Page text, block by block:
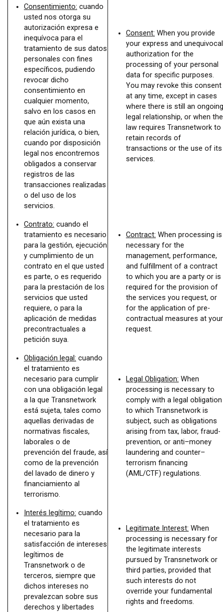
Consentimiento: cuando
usted nos otorga su
autorización expresa e
inequívoca para el
tratamiento de sus datos
personales con fines
específicos, pudiendo
revocar dicho
consentimiento en
cualquier momento,
salvo en los casos en
que aún exista una
relación jurídica, o bien,
cuando por disposición
legal nos encontremos
obligados a conservar
registros de las
transacciones realizadas
o del uso de los
servicios.
Consent: When you provide
your express and unequivocal
authorization for the
processing of your personal
data for specific purposes.
You may revoke this consent
at any time, except in cases
where there is still an ongoing
legal relationship, or when the
law requires Transnetwork to
retain records of
transactions or the use of its
services.
Contrato: cuando el
tratamiento es necesario
para la gestión, ejecución
y cumplimiento de un
contrato en el que usted
es parte, o es requerido
para la prestación de los
servicios que usted
requiere, o para la
aplicación de medidas
precontractuales a
petición suya.
Contract: When processing is
necessary for the
management, performance,
and fulfillment of a contract
to which you are a party or is
required for the provision of
the services you request, or
for the application of pre-
contractual measures at your
request.
Obligación legal: cuando
el tratamiento es
necesario para cumplir
con una obligación legal
a la que Transnetwork
está sujeta, tales como
aquellas derivadas de
normativas fiscales,
laborales o de
prevención del fraude, así
como de la prevención
del lavado de dinero y
financiamiento al
terrorismo.
Legal Obligation: When
processing is necessary to
comply with a legal obligation
to which Transnetwork is
subject, such as obligations
arising from tax, labor, fraud-
prevention, or anti–money
laundering and counter–
terrorism financing
(AML/CTF) regulations.
Interés legítimo: cuando
el tratamiento es
necesario para la
satisfacción de intereses
legítimos de
Transnetwork o de
terceros, siempre que
dichos intereses no
prevalezcan sobre sus
derechos y libertades
Legitimate Interest: When
processing is necessary for
the legitimate interests
pursued by Transnetwork or
third parties, provided that
such interests do not
override your fundamental
rights and freedoms.